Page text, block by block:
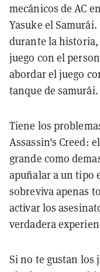
mecánicos de AC
Yasuke el
durante la historia,
juego con el
abordar el juego
tanque de samurái.
Tiene los
Assassin's Creed:
grande como
apuñalar a un tipo
sobreviva apenas
activar los
verdadera
Si no te gustan los